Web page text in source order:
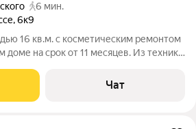
6 мин.
,6к9
16 кв.м. с косметическим ремонтом
доме на срок от 11 месяцев. Из техники
Чат